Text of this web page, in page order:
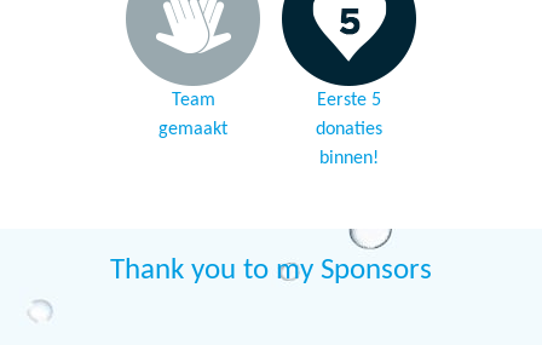
Team
gemaakt
Eerste 5
donaties
binnen!
Thank you to my Sponsors